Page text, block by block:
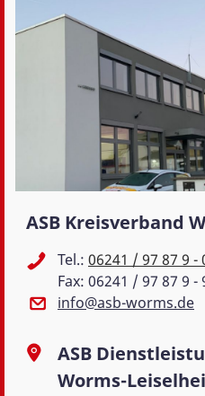
ASB Kreisverband
Tel.: 06241 / 97 87 9 -
Fax: 06241 / 97 87 9 -
info@asb-worms.de
ASB
Worms-